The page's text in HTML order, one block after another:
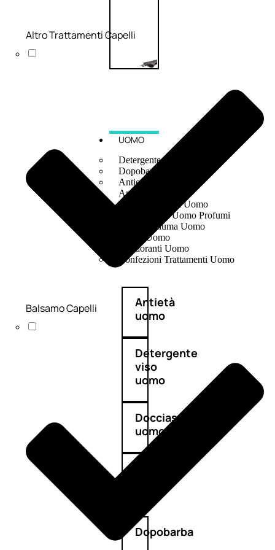
UOMO
Detergente Viso Uomo
Dopobarba Uomo
Antieta Uomo
Anticaduta Uomo
Contorno Occhi Uomo
Bagnodoccia Uomo Profumi
Docciaschiuma Uomo
Corpo Uomo
Deodoranti Uomo
Confezioni Trattamenti Uomo
Antietà
uomo
Detergente
viso
uomo
Docciaschiuma
uomo
Dopobarba
Altro Trattamenti Capelli
Balsamo Capelli